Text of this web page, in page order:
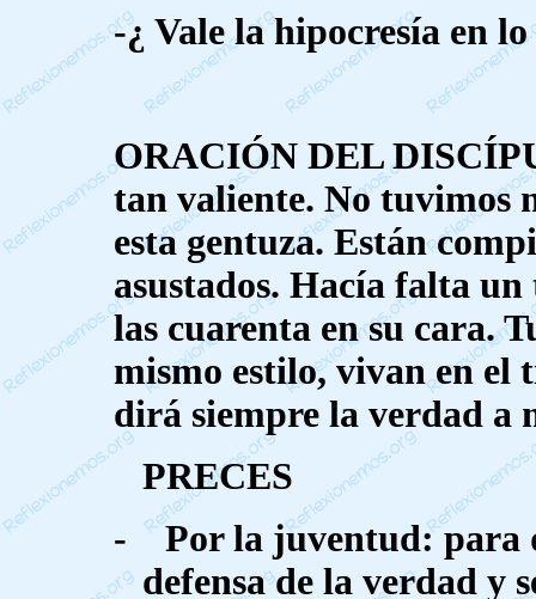
-¿ Vale la hipocresía en
ORACIÓN DEL
tan valiente. No tuvimos
esta gentuza. Están
asustados. Hacía falta
las cuarenta en su cara.
mismo estilo, vivan en el
dirá siempre la verdad a
PRECES
-
Por la juventud: para
defensa de la verdad y